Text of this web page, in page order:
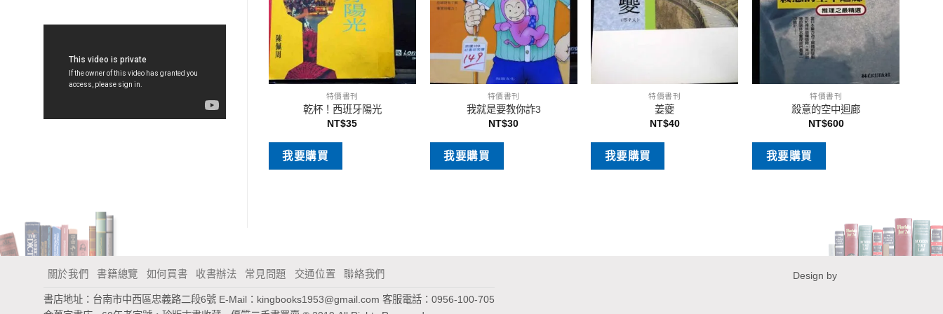
特價書刊
乾杯！西班牙陽光
NT$35
我要購買
特價書刊
我就是要教你詐3
NT$30
我要購買
特價書刊
姜夔
NT$40
我要購買
特價書刊
殺意的空中迴廊
NT$600
我要購買
明星化妝師教你：5分鐘打造零
失誤眼妝 (附光碟)
Design by
關於我們 書籍總覽 如何買書 收書辦法 常見問題 交通位置 聯絡我們
書店地址：台南市中西區忠義路二段6號 E-Mail： kingbooks1953@gmail.com 客服電話：0956-100-705